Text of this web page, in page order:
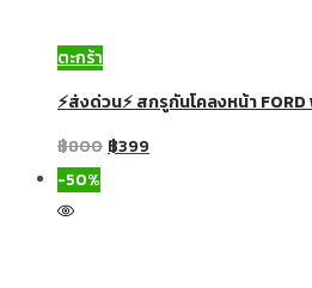
ตะกร้า
⚡ส่งด่วน⚡ สกรูกันโคลงหน้า
฿800฿399
-50%